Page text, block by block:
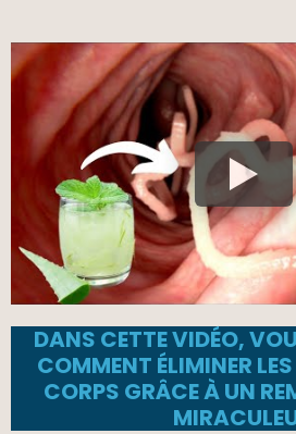
DANS CETTE VIDÉO,
COMMENT ÉLIMINER
CORPS GRÂCE À UN